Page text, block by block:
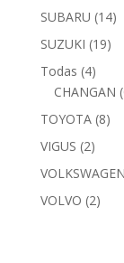
SUBARU (14)
SUZUKI (19)
Todas (4)
CHANGAN
TOYOTA (8)
VIGUS (2)
VOLKSWAGEN
VOLVO (2)